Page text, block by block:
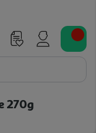
270g